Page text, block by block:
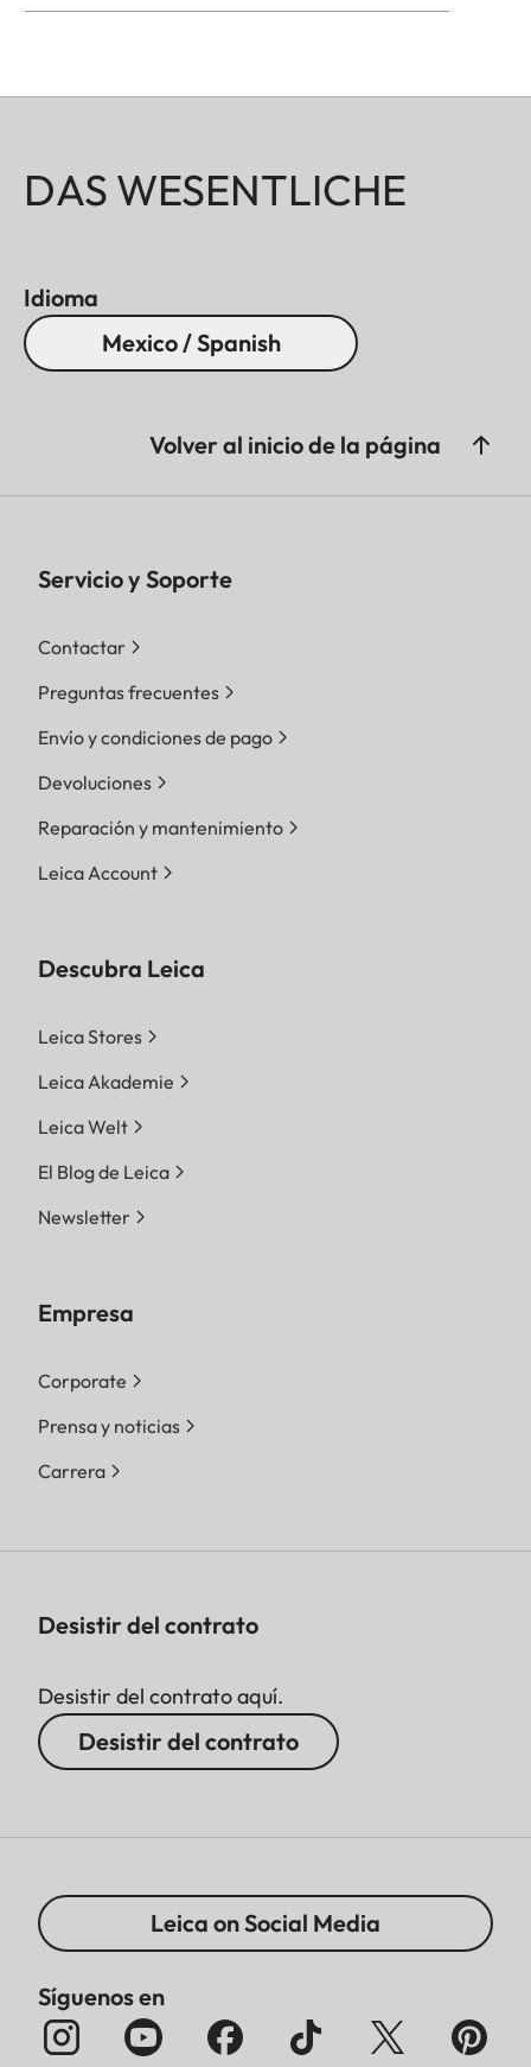
DAS WESENTLICHE
Idioma
Mexico / Spanish
Volver al inicio de la página
Servicio y Soporte
Contactar
Preguntas frecuentes
Envío y condiciones de pago
Devoluciones
Reparación y mantenimiento
Leica Account
Descubra Leica
Leica Stores
Leica Akademie
Leica Welt
El Blog de Leica
Newsletter
Empresa
Corporate
Prensa y noticias
Carrera
Desistir del contrato
Desistir del contrato aquí.
Desistir del contrato
Leica on Social Media
Síguenos en